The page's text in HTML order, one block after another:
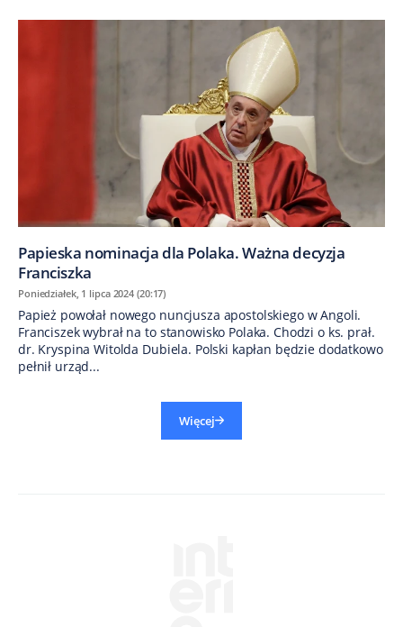
Papieska nominacja dla Polaka. Ważna decyzja
Franciszka
Poniedziałek, 1 lipca 2024 (20:17)
Papież powołał nowego nuncjusza apostolskiego w Angoli.
Franciszek wybrał na to stanowisko Polaka. Chodzi o ks. prał.
dr. Kryspina Witolda Dubiela. Polski kapłan będzie dodatkowo
pełnił urząd...
Więcej